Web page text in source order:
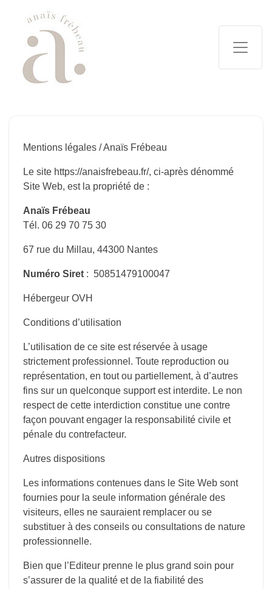
Mentions légales / Anaïs Frébeau
Le site https://anaisfrebeau.fr/, ci-après dénommé
Site Web, est la propriété de :
Anaïs Frébeau
Tél. 06 29 70 75 30
67 rue du Millau, 44300 Nantes
Numéro Siret : 50851479100047
Hébergeur OVH
Conditions d’utilisation
L’utilisation de ce site est réservée à usage
strictement professionnel. Toute reproduction ou
représentation, en tout ou partiellement, à d’autres
fins sur un quelconque support est interdite. Le non
respect de cette interdiction constitue une contre
façon pouvant engager la responsabilité civile et
pénale du contrefacteur.
Autres dispositions
Les informations contenues dans le Site Web sont
fournies pour la seule information générale des
visiteurs, elles ne sauraient remplacer ou se
substituer à des conseils ou consultations de nature
professionnelle.
Bien que l’Editeur prenne le plus grand soin pour
s’assurer de la qualité et de la fiabilité des